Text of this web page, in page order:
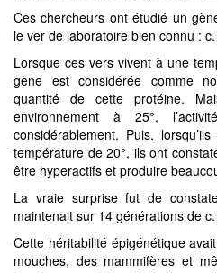
Ces chercheurs ont étudié un
le ver de laboratoire bien connu :
Lorsque ces vers vivent à une
gène est considérée comme
quantité de cette protéine.
environnement à 25°,
considérablement. Puis,
température de 20°, ils ont
être hyperactifs et produire
La vraie surprise fut de
maintenait sur 14 générations de
Cette héritabilité épigénétique
mouches, des mammifères et